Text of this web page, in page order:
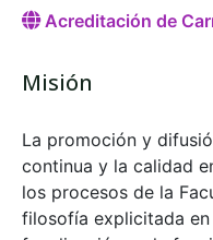
Acreditación de
Misión
La promoción y
continua y la calidad
los procesos de la
filosofía explicitada